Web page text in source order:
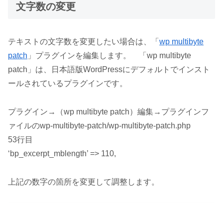
文字数の変更
テキストの文字数を変更したい場合は、「 wp multibyte
patch 」プラグインを編集します。 「wp multibyte
patch」は、日本語版WordPressにデフォルトでインスト
ールされているプラグインです。
プラグイン→（wp multibyte patch）編集→プラグインフ
ァイルのwp-multibyte-patch/wp-multibyte-patch.php
53行目
‘bp_excerpt_mblength’ => 110,
上記の数字の箇所を変更して調整します。